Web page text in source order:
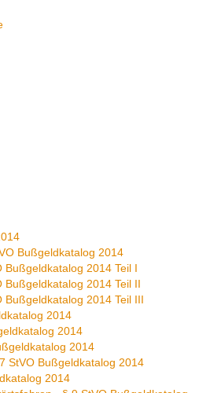
Bußgeldkatalog 2014
Bußgeldkatalog 2014 Teil I
Bußgeldkatalog 2014 Teil II
Bußgeldkatalog 2014 Teil III
2014
2014
2014
StVO Bußgeldkatalog 2014
2014